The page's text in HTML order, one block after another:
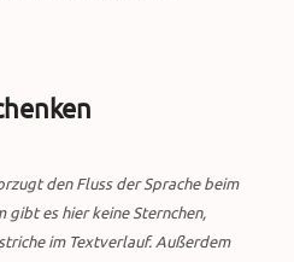
den Fluss der Sprache beim
gibt es hier keine Sternchen,
im Textverlauf. Außerdem